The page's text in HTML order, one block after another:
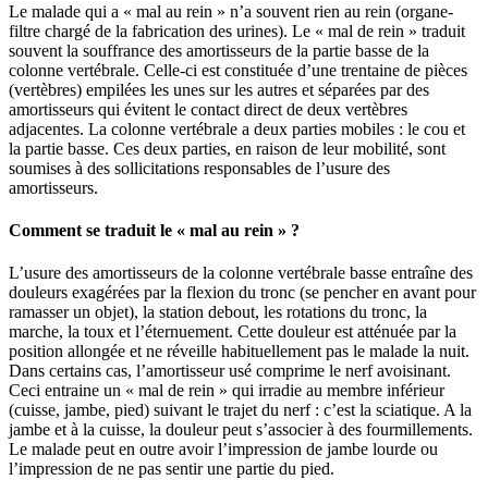
Le malade qui a « mal au rein » n’a souvent rien au rein (organe-
filtre chargé de la fabrication des urines). Le « mal de rein » traduit
souvent la souffrance des amortisseurs de la partie basse de la
colonne vertébrale. Celle-ci est constituée d’une trentaine de pièces
(vertèbres) empilées les unes sur les autres et séparées par des
amortisseurs qui évitent le contact direct de deux vertèbres
adjacentes. La colonne vertébrale a deux parties mobiles : le cou et
la partie basse. Ces deux parties, en raison de leur mobilité, sont
soumises à des sollicitations responsables de l’usure des
amortisseurs.
Comment se traduit le « mal au rein » ?
L’usure des amortisseurs de la colonne vertébrale basse entraîne des
douleurs exagérées par la flexion du tronc (se pencher en avant pour
ramasser un objet), la station debout, les rotations du tronc, la
marche, la toux et l’éternuement. Cette douleur est atténuée par la
position allongée et ne réveille habituellement pas le malade la nuit.
Dans certains cas, l’amortisseur usé comprime le nerf avoisinant.
Ceci entraine un « mal de rein » qui irradie au membre inférieur
(cuisse, jambe, pied) suivant le trajet du nerf : c’est la sciatique. A la
jambe et à la cuisse, la douleur peut s’associer à des fourmillements.
Le malade peut en outre avoir l’impression de jambe lourde ou
l’impression de ne pas sentir une partie du pied.